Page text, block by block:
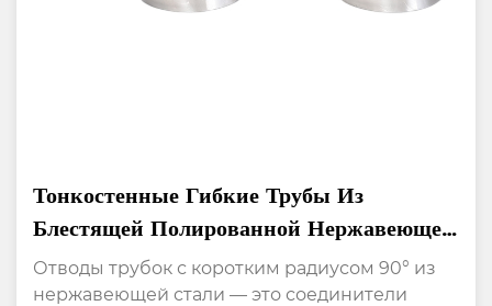
Тонкостенные Гибкие Трубы Из
Блестящей Полированной Нержавеющей
Стали С Коротким Радиусом 90°
Отводы трубок с коротким радиусом 90° из
нержавеющей стали — это соединители